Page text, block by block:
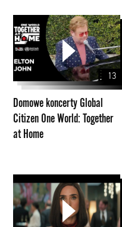
Domowe
koncerty
Global
Citizen
World:
Together
at
Home
13
Domowe koncerty Global
Citizen One World: Together
at Home